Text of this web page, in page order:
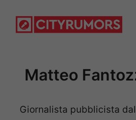
Matteo
Giornalista pubblicista